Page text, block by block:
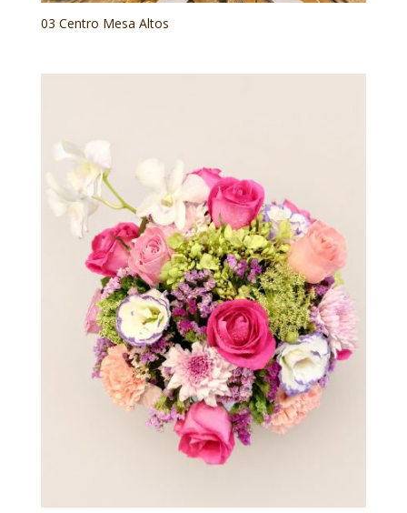
03 Centro Mesa Altos